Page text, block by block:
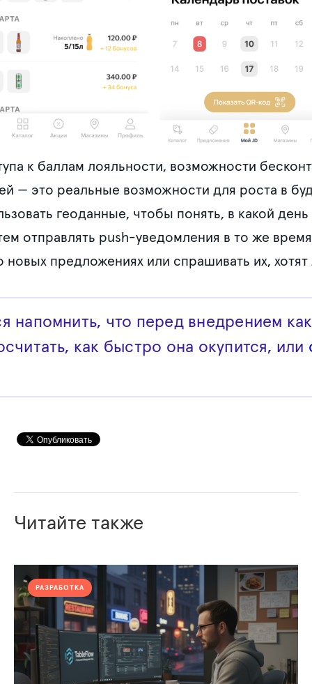
к баллам лояльности, возможности
— это реальные возможности для роста в
геоданные, чтобы понять, в какой
отправлять push-уведомления в то же
предложениях или спрашивать их, хотят
напомнить, что перед внедрением
как быстро она окупится, или
Читайте также
РАЗРАБОТКА